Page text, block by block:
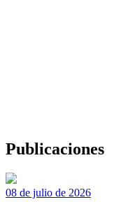
Publicaciones
08 de julio de 2026